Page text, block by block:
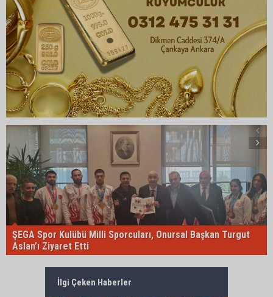
ŞEGA Spor Kulübü Milli Sporcuları, Onursal Başkan Turgut
Aslan’ı Ziyaret Etti
İlgi Çeken Haberler